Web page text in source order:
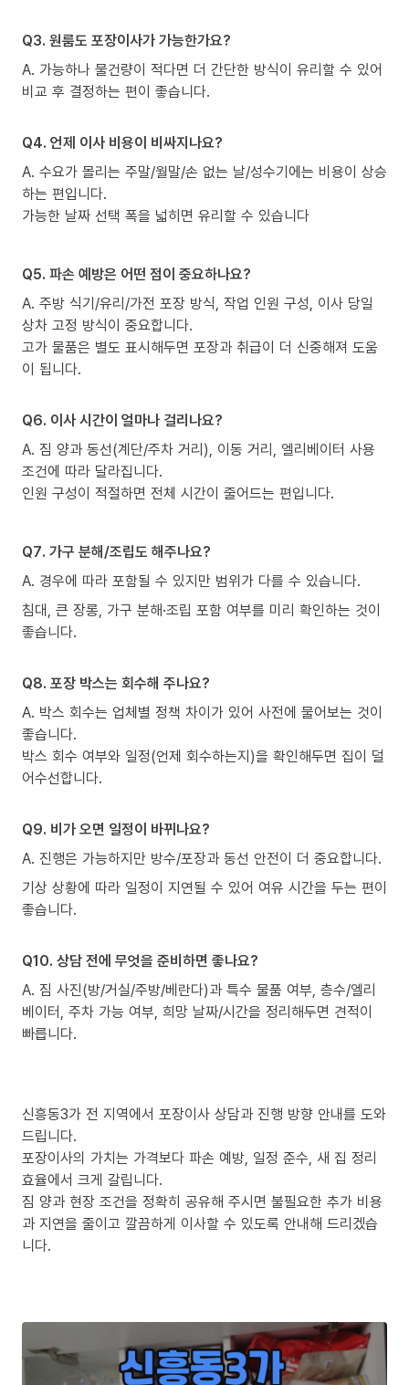
Q3. 원룸도 포장이사가 가능한가요?
A. 가능하나 물건량이 적다면 더 간단한 방식이 유리할 수 있어
비교 후 결정하는 편이 좋습니다.
Q4. 언제 이사 비용이 비싸지나요?
A. 수요가 몰리는 주말/월말/손 없는 날/성수기에는 비용이 상승
하는 편입니다.
가능한 날짜 선택 폭을 넓히면 유리할 수 있습니다
Q5. 파손 예방은 어떤 점이 중요하나요?
A. 주방 식기/유리/가전 포장 방식, 작업 인원 구성, 이사 당일
상차 고정 방식이 중요합니다.
고가 물품은 별도 표시해두면 포장과 취급이 더 신중해져 도움
이 됩니다.
Q6. 이사 시간이 얼마나 걸리나요?
A. 짐 양과 동선(계단/주차 거리), 이동 거리, 엘리베이터 사용
조건에 따라 달라집니다.
인원 구성이 적절하면 전체 시간이 줄어드는 편입니다.
Q7. 가구 분해/조립도 해주나요?
A. 경우에 따라 포함될 수 있지만 범위가 다를 수 있습니다.
침대, 큰 장롱, 가구 분해·조립 포함 여부를 미리 확인하는 것이
좋습니다.
Q8. 포장 박스는 회수해 주나요?
A. 박스 회수는 업체별 정책 차이가 있어 사전에 물어보는 것이
좋습니다.
박스 회수 여부와 일정(언제 회수하는지)을 확인해두면 집이 덜
어수선합니다.
Q9. 비가 오면 일정이 바뀌나요?
A. 진행은 가능하지만 방수/포장과 동선 안전이 더 중요합니다.
기상 상황에 따라 일정이 지연될 수 있어 여유 시간을 두는 편이
좋습니다.
Q10. 상담 전에 무엇을 준비하면 좋나요?
A. 짐 사진(방/거실/주방/베란다)과 특수 물품 여부, 층수/엘리
베이터, 주차 가능 여부, 희망 날짜/시간을 정리해두면 견적이
빠릅니다.
신흥동3가 전 지역에서 포장이사 상담과 진행 방향 안내를 도와
드립니다.
포장이사의 가치는 가격보다 파손 예방, 일정 준수, 새 집 정리
효율에서 크게 갈립니다.
짐 양과 현장 조건을 정확히 공유해 주시면 불필요한 추가 비용
과 지연을 줄이고 깔끔하게 이사할 수 있도록 안내해 드리겠습
니다.